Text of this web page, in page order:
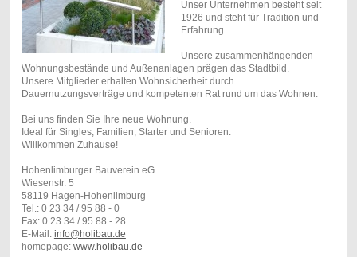
Unser Unternehmen besteht seit
1926 und steht für Tradition und
Erfahrung.
Unsere zusammenhängenden
Wohnungsbestände und Außenanlagen prägen das Stadtbild.
Unsere Mitglieder erhalten Wohnsicherheit durch
Dauernutzungsverträge und kompetenten Rat rund um das Wohnen.
Bei uns finden Sie Ihre neue Wohnung.
Ideal für Singles, Familien, Starter und Senioren.
Willkommen Zuhause!
Hohenlimburger Bauverein eG
Wiesenstr. 5
58119 Hagen-Hohenlimburg
Tel.: 0 23 34 / 95 88 - 0
Fax: 0 23 34 / 95 88 - 28
E-Mail: info@holibau.de
homepage: www.holibau.de